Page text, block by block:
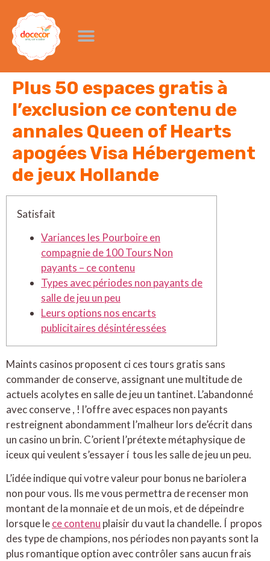
Plus 50 espaces gratis à
l’exclusion ce contenu de
annales Queen of Hearts
apogées Visa Hébergement
de jeux Hollande
Satisfait
Variances les Pourboire en
compagnie de 100 Tours Non
payants – ce contenu
Types avec périodes non payants de
salle de jeu un peu
Leurs options nos encarts
publicitaires désintéressées
Maints casinos proposent ci ces tours gratis sans
commander de conserve, assignant une multitude de
actuels acolytes en salle de jeu un tantinet. L’abandonné
avec conserve , ! l’offre avec espaces non payants
restreignent abondamment l’malheur lors de’écrit dans
un casino un brin. C’orient l’prétexte métaphysique de
iceux qui veulent s’essayer í tous les salle de jeu un peu.
L’idée indique qui votre valeur pour bonus ne bariolera
non pour vous. Ils me vous permettra de recenser mon
montant de la monnaie et de un mois, et de dépeindre
lorsque lece contenu plaisir du vaut la chandelle. Í propos
des type de champions, nos périodes non payants sont la
plus romantique option avec contrôler sans aucun frais